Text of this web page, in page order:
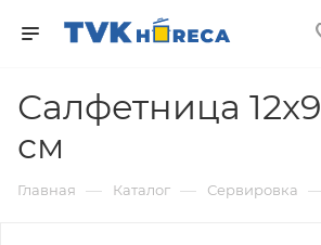
Салфетница
см
Главная — Каталог — Сервировка